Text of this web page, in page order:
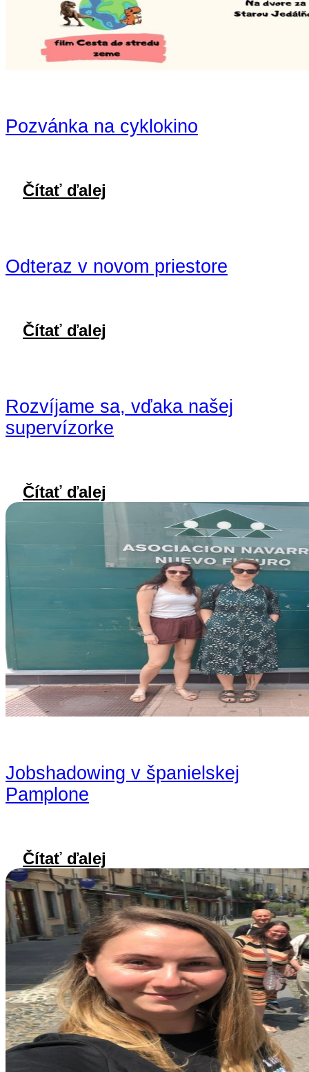
Pozvánka na cyklokino
Čítať ďalej
Odteraz v novom priestore
Čítať ďalej
Rozvíjame sa, vďaka našej
supervízorke
Čítať ďalej
Jobshadowing v španielskej
Pamplone
Čítať ďalej